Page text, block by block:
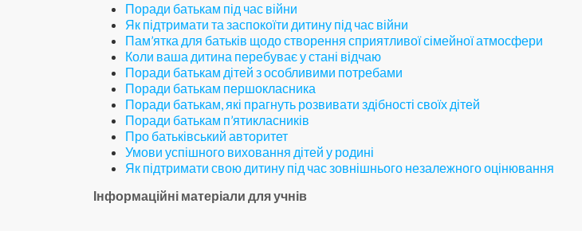
Поради батькам під час війни
Як підтримати та заспокоїти дитину під час війни
Пам’ятка для батьків щодо створення сприятливої сімейної атмосфери
Коли ваша дитина перебуває у стані відчаю
Поради батькам дітей з особливими потребами
Поради батькам першокласника
Поради батькам, які прагнуть розвивати здібності своїх дітей
Поради батькам п’ятикласників
Про батьківський авторитет
Умови успішного виховання дітей у родині
Як підтримати свою дитину під час зовнішнього незалежного оцінювання
Інформаційні матеріали для учнів